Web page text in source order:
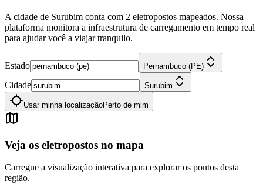
A cidade de Surubim conta com 2 eletropostos mapeados. Nossa
plataforma monitora a infraestrutura de carregamento em tempo real
para ajudar você a viajar tranquilo.
Estado Pernambuco (PE)
Cidade Surubim
Usar minha localizaçãoPerto de mim
Veja os eletropostos no mapa
Carregue a visualização interativa para explorar os pontos desta
região.